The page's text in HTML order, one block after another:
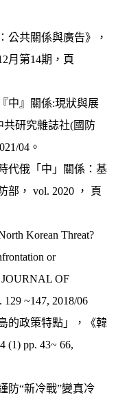
公共關係與廣告》，
月第14期，頁
中』關係:現狀與展
共研究雜誌社(國防
04。
代俄「中」關係：基
部， vol. 2020 ， 頁
Korean Threat?
or
OF
~147, 2018/06
的政策特點」，《韓
(1) pp. 43~ 66,
“新冷戰”變真冷